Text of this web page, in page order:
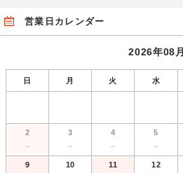
営業日カレンダー
2026年08月
日 月 火 水
2
－
3
－
4
－
5
－
9 10 11 12